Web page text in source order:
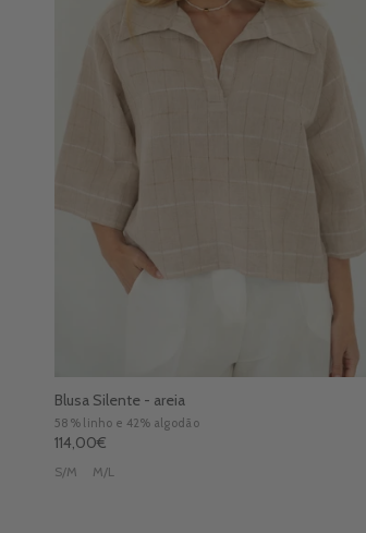
Blusa Silente - areia
58% linho e 42% algodão
Preço normal
114,00€
S/M M/L